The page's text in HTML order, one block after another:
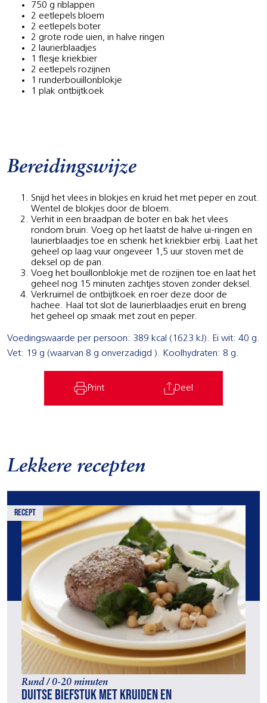
750 g riblappen
2 eetlepels bloem
2 eetlepels boter
2 grote rode uien, in halve ringen
2 laurierblaadjes
1 flesje kriekbier
2 eetlepels rozijnen
1 runderbouillonblokje
1 plak ontbijtkoek
Bereidingswijze
Snijd het vlees in blokjes en kruid het met peper en zout.
Wentel de blokjes door de bloem.
Verhit in een braadpan de boter en bak het vlees
rondom bruin. Voeg op het laatst de halve ui-ringen en
laurierblaadjes toe en schenk het kriekbier erbij. Laat het
geheel op laag vuur ongeveer 1,5 uur stoven met de
deksel op de pan.
Voeg het bouillonblokje met de rozijnen toe en laat het
geheel nog 15 minuten zachtjes stoven zonder deksel.
Verkruimel de ontbijtkoek en roer deze door de
hachee. Haal tot slot de laurierblaadjes eruit en breng
het geheel op smaak met zout en peper.
Voedingswaarde per persoon: 389 kcal (1623 kJ). Ei wit: 40 g.
Vet: 19 g (waarvan 8 g onverzadigd ). Koolhydraten: 8 g.
Print Deel
Lekkere recepten
recept
Rund / 0-20 minuten
Duitse biefstuk met kruiden en